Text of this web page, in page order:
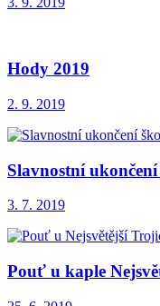
Hody 2019
2. 9. 2019
Slavnostní
3. 7. 2019
Pouť u kaple